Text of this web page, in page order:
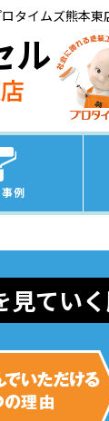
タイムズ熊本東
ル
例
てい